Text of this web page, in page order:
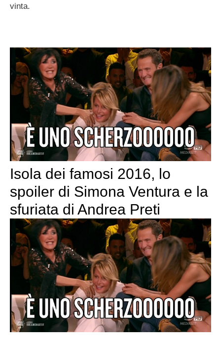
vinta.
Isola dei famosi 2016, lo
spoiler di Simona Ventura e la
sfuriata di Andrea Preti